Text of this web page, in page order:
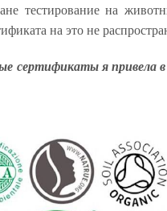
тестирование на
на это не
сертификаты я привела в